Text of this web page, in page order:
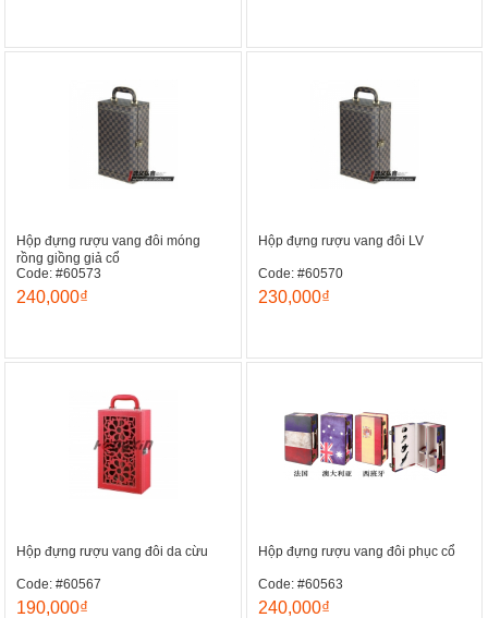
Hộp đựng rượu vang đôi móng
rồng giồng giả cổ
Code: #60573
240,000₫
Hộp đựng rượu vang đôi LV
Code: #60570
230,000₫
Hộp đựng rượu vang đôi da cừu
Code: #60567
190,000₫
Hộp đựng rượu vang đôi phục cổ
Code: #60563
240,000₫